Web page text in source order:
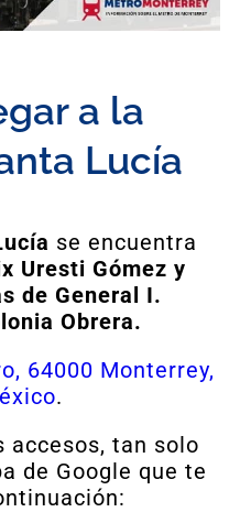
a la
Lucía
se encuentra
Uresti Gómez y
de General I.
Obrera.
64000 Monterrey,
.
accesos, tan solo
de Google que te